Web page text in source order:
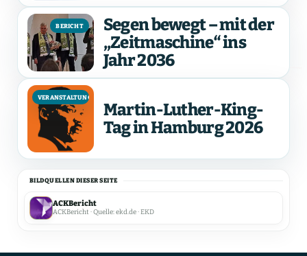
BERICHT
Segen bewegt – mit der
„Zeitmaschine“ ins
Jahr 2036
VERANSTALTUNG
Martin-Luther-King-
Tag in Hamburg 2026
BILDQUELLEN DIESER SEITE
ACKBericht
ACKBericht · Quelle: ekd.de · EKD